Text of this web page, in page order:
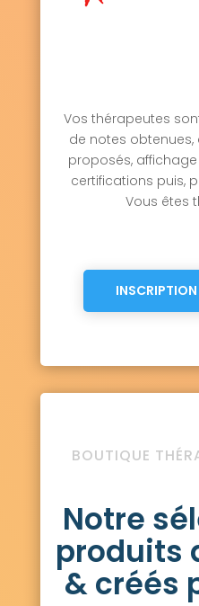
Vos thérapeutes
de notes obtenues,
proposés,
certifications puis,
Vous êtes
INSCRIPTION
BOUTIQUE
Notre
produits
& créés